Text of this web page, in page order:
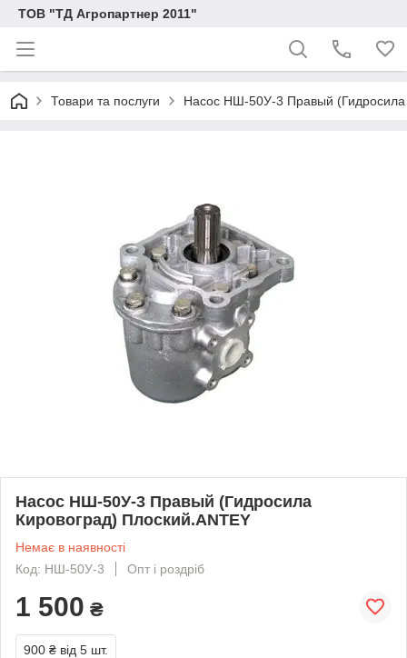
ТОВ "ТД Агропартнер 2011"
Товари та послуги Насос НШ-50У-3 Правый (Гидросила
Насос НШ-50У-3 Правый (Гидросила
Кировоград) Плоский.ANTEY
Немає в наявності
Код: НШ-50У-3
Опт і роздріб
1 500 ₴
900 ₴ від 5 шт.